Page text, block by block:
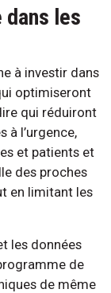
dans les
à investir dans
optimiseront
qui réduiront
à l’urgence,
et patients et
des proches
en limitant les
les données
de
de même